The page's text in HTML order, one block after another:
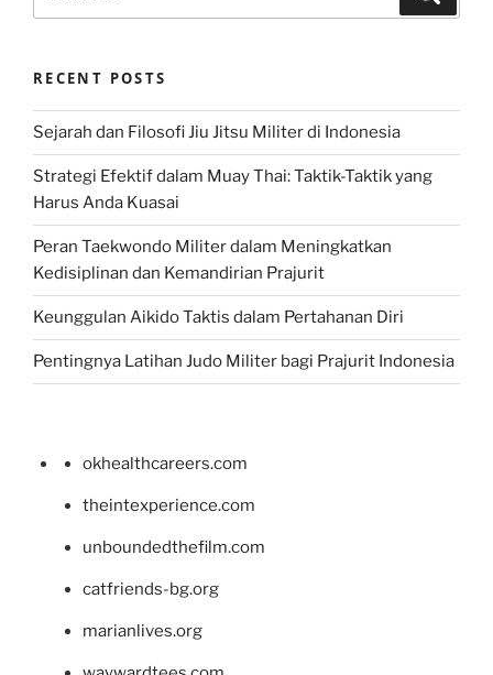
for:
RECENT POSTS
Sejarah dan Filosofi Jiu Jitsu Militer di Indonesia
Strategi Efektif dalam Muay Thai: Taktik-Taktik yang
Harus Anda Kuasai
Peran Taekwondo Militer dalam Meningkatkan
Kedisiplinan dan Kemandirian Prajurit
Keunggulan Aikido Taktis dalam Pertahanan Diri
Pentingnya Latihan Judo Militer bagi Prajurit Indonesia
okhealthcareers.com
theintexperience.com
unboundedthefilm.com
catfriends-bg.org
marianlives.org